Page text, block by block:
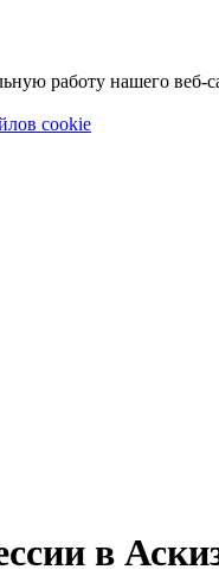
работу нашего веб-
cookie
в